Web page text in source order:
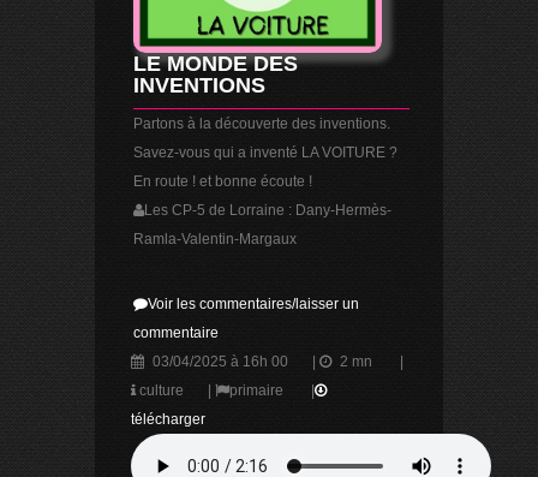
LE MONDE DES
INVENTIONS
Partons à la découverte des inventions.
Savez-vous qui a inventé LA VOITURE ?
En route ! et bonne écoute !
Les CP-5 de Lorraine : Dany-Hermès-
Ramla-Valentin-Margaux
Voir les commentaires/laisser un
commentaire
03/04/2025 à 16h 00
| 2 mn
|
culture
| primaire
|
télécharger